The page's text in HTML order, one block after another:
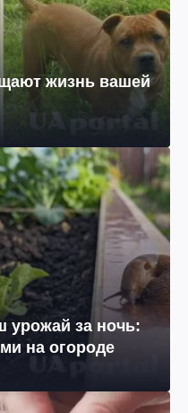
жизнь вашей
урожай за ночь:
на огороде